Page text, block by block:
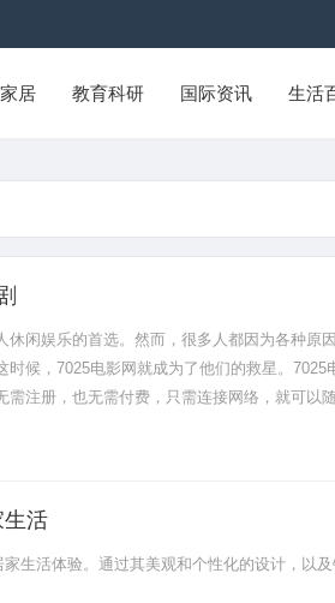
居 教育科研 国际资讯 生活
闲娱乐的首选。然而，很多人都因为各种原
候，7025电影网就成为了他们的救星。7025
注册，也无需付费，只需连接网络，就可以
生活
生活体验。通过其美观和个性化的设计，以及